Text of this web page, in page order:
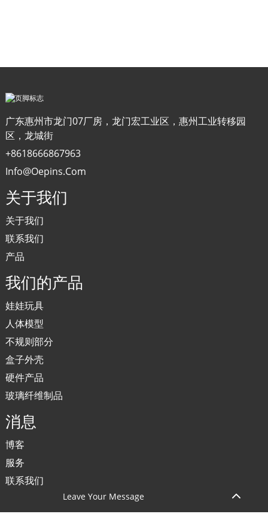
广东惠州市龙门07厂房，龙门宏工业区，惠州工业转移园
区，龙城街
+8618666867963
Info@oepins.com
关于我们
关于我们
联系我们
产品
我们的产品
娃娃玩具
人体模型
不规则部分
盒子外壳
硬件产品
玻璃纤维制品
消息
博客
服务
联系我们
Leave Your Message